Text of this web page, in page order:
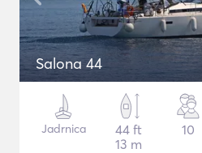
Salona 44
Jadrnica
44 ft
13 m
10